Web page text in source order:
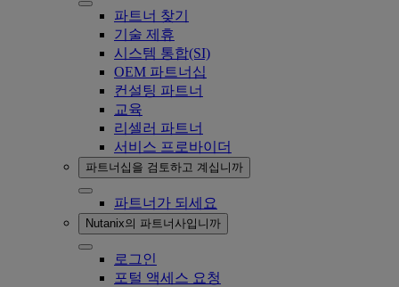
파트너 찾기
기술 제휴
시스템 통합(SI)
OEM 파트너십
컨설팅 파트너
교육
리셀러 파트너
서비스 프로바이더
파트너십을 검토하고 계십니까
파트너가 되세요
Nutanix의 파트너사입니까
로그인
포털 액세스 요청